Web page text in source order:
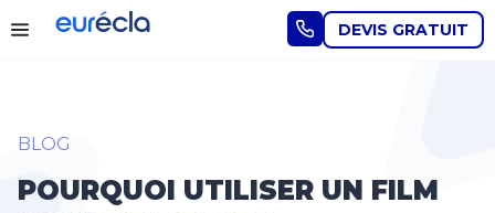
DEVIS GRATUIT
BLOG
POURQUOI UTILISER UN FILM